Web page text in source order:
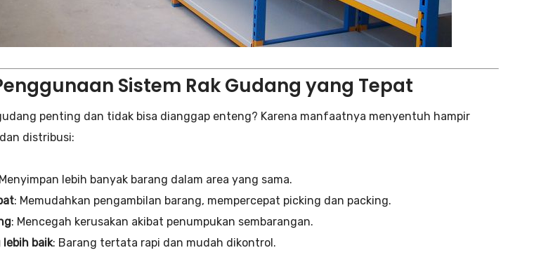
Sistem Rak Gudang yang Tepat
penting dan tidak bisa dianggap enteng? Karena manfaatnya menyentuh hampir
distribusi:
lebih banyak barang dalam area yang sama.
: Memudahkan pengambilan barang, mempercepat picking dan packing.
: Mencegah kerusakan akibat penumpukan sembarangan.
lebih baik: Barang tertata rapi dan mudah dikontrol.